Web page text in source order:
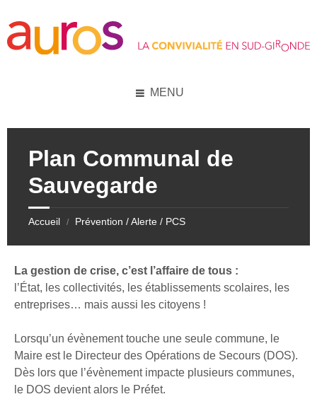
content
left
sidebar
footer
MENU
Plan Communal de
Sauvegarde
Accueil / Prévention / Alerte / PCS
La gestion de crise, c’est l’affaire de tous :
l’État, les collectivités, les établissements scolaires, les
entreprises… mais aussi les citoyens !
Lorsqu’un évènement touche une seule commune, le
Maire est le Directeur des Opérations de Secours (DOS).
Dès lors que l’évènement impacte plusieurs communes,
le DOS devient alors le Préfet.